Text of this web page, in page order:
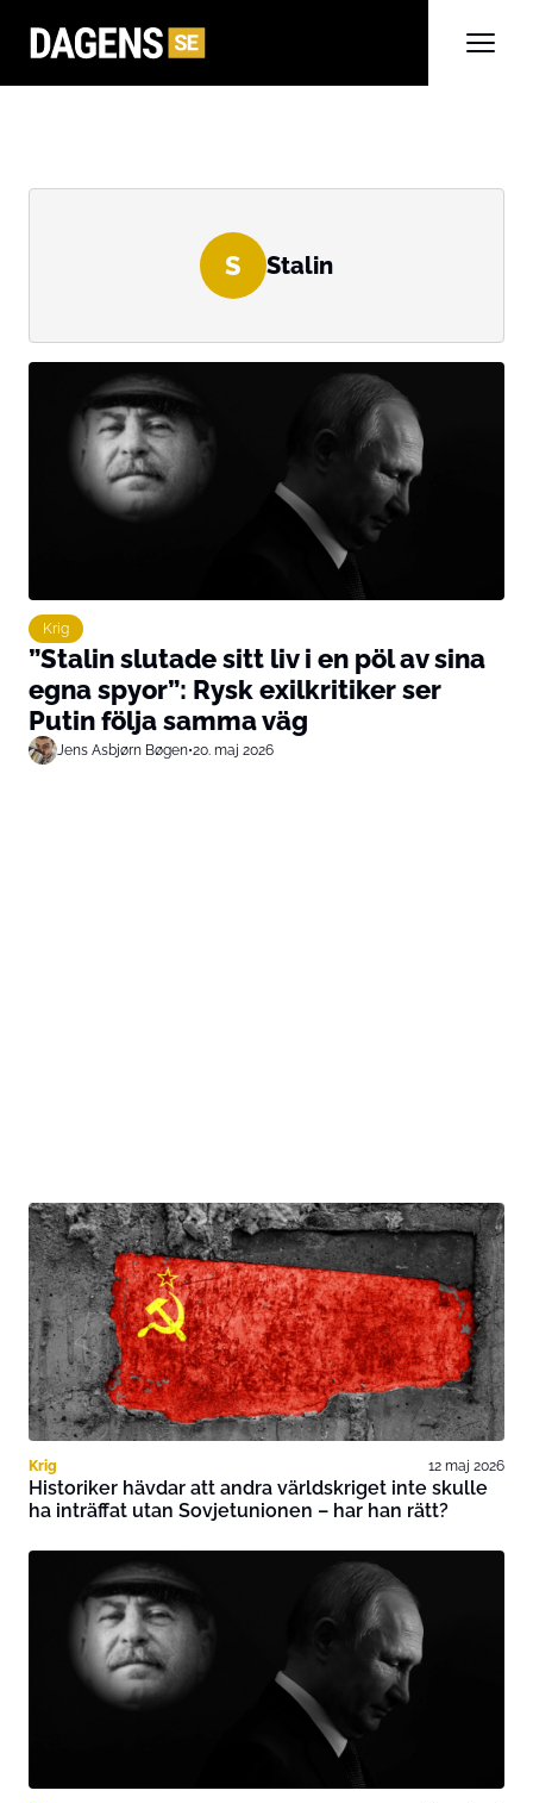
S Stalin
Krig
”Stalin slutade sitt liv i en pöl av sina
egna spyor”: Rysk exilkritiker ser
Putin följa samma väg
Jens Asbjørn Bøgen•20. maj 2026
Krig 12 maj 2026
Historiker hävdar att andra världskriget inte skulle
ha inträffat utan Sovjetunionen – har han rätt?